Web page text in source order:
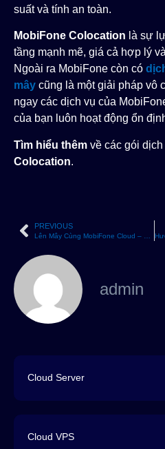
Cloud Server
Cloud VPS
suất và tính an toàn.
MobiFone Colocation là sự
tầng mạnh mẽ, giá cả hợp lý
Ngoài ra MobiFone còn có
mây cũng là một giải pháp vô
ngay các dịch vụ của
của bạn luôn hoạt động ổn
Tìm hiểu thêm về các gói
Colocation.
PREVIOUS
admin